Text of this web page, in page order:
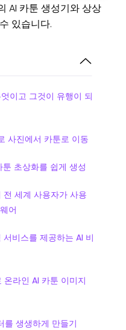
AI 카툰 생성기와 상상
있습니다.
이고 그것이 유행이 되
사진에서 카툰로 이동
초상화를 쉽게 생성
세계 사용자가 사용
어
비스를 제공하는 AI 비
라인 AI 카툰 이미지
생생하게 만들기